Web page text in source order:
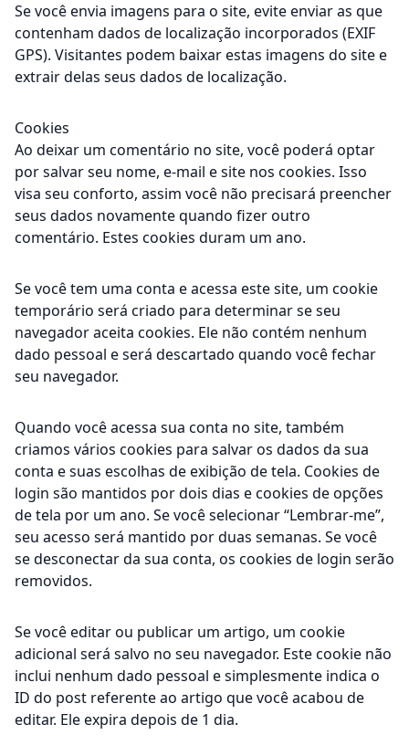
Se você envia imagens para o site, evite enviar as que
contenham dados de localização incorporados (EXIF
GPS). Visitantes podem baixar estas imagens do site e
extrair delas seus dados de localização.
Cookies
Ao deixar um comentário no site, você poderá optar
por salvar seu nome, e-mail e site nos cookies. Isso
visa seu conforto, assim você não precisará preencher
seus dados novamente quando fizer outro
comentário. Estes cookies duram um ano.
Se você tem uma conta e acessa este site, um cookie
temporário será criado para determinar se seu
navegador aceita cookies. Ele não contém nenhum
dado pessoal e será descartado quando você fechar
seu navegador.
Quando você acessa sua conta no site, também
criamos vários cookies para salvar os dados da sua
conta e suas escolhas de exibição de tela. Cookies de
login são mantidos por dois dias e cookies de opções
de tela por um ano. Se você selecionar “Lembrar-me”,
seu acesso será mantido por duas semanas. Se você
se desconectar da sua conta, os cookies de login serão
removidos.
Se você editar ou publicar um artigo, um cookie
adicional será salvo no seu navegador. Este cookie não
inclui nenhum dado pessoal e simplesmente indica o
ID do post referente ao artigo que você acabou de
editar. Ele expira depois de 1 dia.